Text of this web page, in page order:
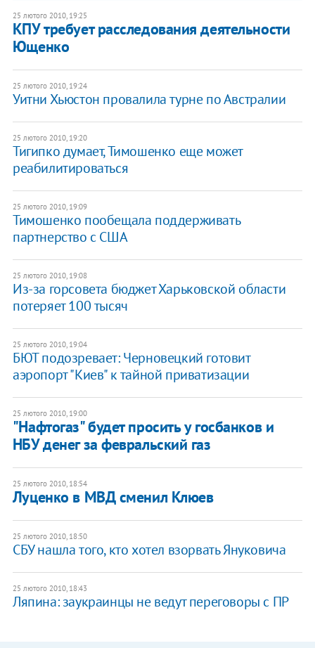
25 лютого 2010, 19:25
КПУ требует расследования деятельности
Ющенко
25 лютого 2010, 19:24
Уитни Хьюстон провалила турне по Австралии
25 лютого 2010, 19:20
Тигипко думает, Тимошенко еще может
реабилитироваться
25 лютого 2010, 19:09
Тимошенко пообещала поддерживать
партнерство с США
25 лютого 2010, 19:08
Из-за горсовета бюджет Харьковской области
потеряет 100 тысяч
25 лютого 2010, 19:04
БЮТ подозревает: Черновецкий готовит
аэропорт "Киев" к тайной приватизации
25 лютого 2010, 19:00
"Нафтогаз" будет просить у госбанков и
НБУ денег за февральский газ
25 лютого 2010, 18:54
Луценко в МВД сменил Клюев
25 лютого 2010, 18:50
СБУ нашла того, кто хотел взорвать Януковича
25 лютого 2010, 18:43
Ляпина: заукраинцы не ведут переговоры с ПР